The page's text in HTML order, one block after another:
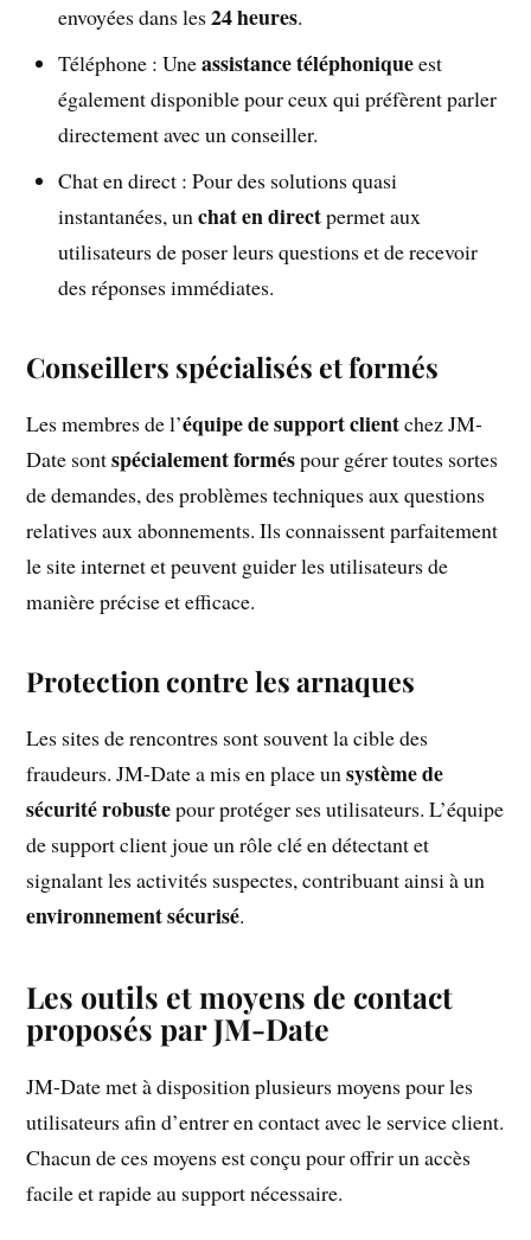
envoyées dans les24 heures.
Téléphone : Uneassistance téléphoniqueest
également disponible pour ceux qui préfèrent parler
directement avec un conseiller.
Chat en direct : Pour des solutions quasi
instantanées, unchat en directpermet aux
utilisateurs de poser leurs questions et de recevoir
des réponses immédiates.
Conseillers spécialisés et formés
Les membres de l’équipe de support clientchez JM-
Date sontspécialement forméspour gérer toutes sortes
de demandes, des problèmes techniques aux questions
relatives aux abonnements. Ils connaissent parfaitement
le site internet et peuvent guider les utilisateurs de
manière précise et efficace.
Protection contre les arnaques
Les sites de rencontres sont souvent la cible des
fraudeurs. JM-Date a mis en place unsystème de
sécurité robustepour protéger ses utilisateurs. L’équipe
de support client joue un rôle clé en détectant et
signalant les activités suspectes, contribuant ainsi à un
environnement sécurisé.
Les outils et moyens de contact
proposés par JM-Date
JM-Date met à disposition plusieurs moyens pour les
utilisateurs afin d’entrer en contact avec le service client.
Chacun de ces moyens est conçu pour offrir un accès
facile et rapide au support nécessaire.